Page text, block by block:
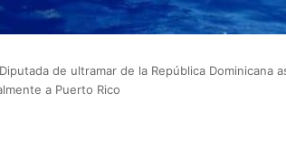
Diputada de ultramar de la República Dominicana
a Puerto Rico